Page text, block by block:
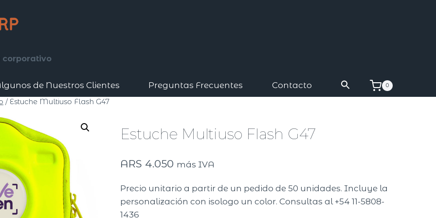
corporativo
de Nuestros Clientes Preguntas Frecuentes Contacto 0
/ Estuche Multiuso Flash G47
Estuche Multiuso Flash G47
ARS 4.050 más IVA
Precio unitario a partir de un pedido de 50 unidades. Incluye la
personalización con isologo un color. Consultas al +54 11-5808-
1436